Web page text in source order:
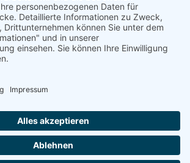
Badewanne, Waschbecken
– wir kümmern uns um die
Installation und Beratung
Badezimmerprojekt.